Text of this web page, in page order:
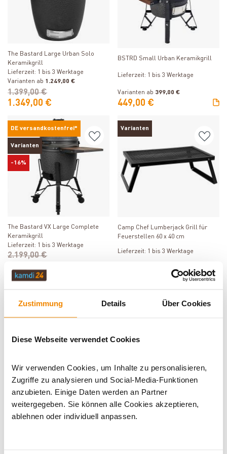
Zustimmung Details Über Cookies
Diese Webseite verwendet Cookies
Wir verwenden Cookies, um Inhalte zu personalisieren,
Zugriffe zu analysieren und Social-Media-Funktionen
anzubieten. Einige Daten werden an Partner
weitergegeben. Sie können alle Cookies akzeptieren,
ablehnen oder individuell anpassen.
Produkt ansehen
The Bastard Large Urban Solo
Keramikgrill
Lieferzeit: 1 bis 3 Werktage
Varianten ab 1.249,00 €
1.349,00 €
1.399,00 €
Produkt ansehen
BSTRD Small Urban Keramikgrill
Lieferzeit: 1 bis 3 Werktage
Varianten ab 399,00 €
449,00 €
DE versandkostenfrei*
Varianten
-16%
Produkt ansehen
The Bastard VX Large Complete
Keramikgrill
Lieferzeit: 1 bis 3 Werktage
2.199,00 €
Varianten
Camp Chef Lumberjack Grill für
Feuerstellen 60 x 40 cm
Lieferzeit: 1 bis 3 Werktage
Petromax Grill- und Feuerschale
Lieferzeit: 1 bis 3 Werktage
Produkt ansehen
Comfy Moments Glas-Feuerschale
Lieferzeit: 1 bis 3 Werktage
Varianten ab